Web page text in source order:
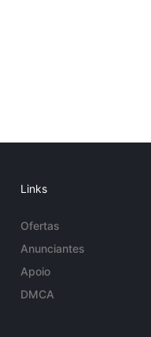
Links
Ofertas
Anunciantes
Apoio
DMCA